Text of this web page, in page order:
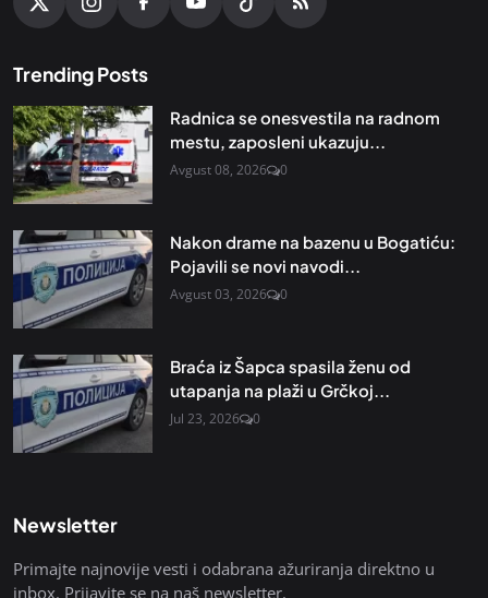
Trending Posts
Radnica se onesvestila na radnom
mestu, zaposleni ukazuju...
Avgust 08, 2026 0
Nakon drame na bazenu u Bogatiću:
Pojavili se novi navodi...
Avgust 03, 2026 0
Braća iz Šapca spasila ženu od
utapanja na plaži u Grčkoj...
Jul 23, 2026 0
Newsletter
Primajte najnovije vesti i odabrana ažuriranja direktno u
inbox. Prijavite se na naš newsletter.